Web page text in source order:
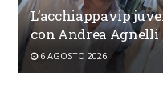
L’acchiappavip
con Andrea Agnelli
6 AGOSTO 2026